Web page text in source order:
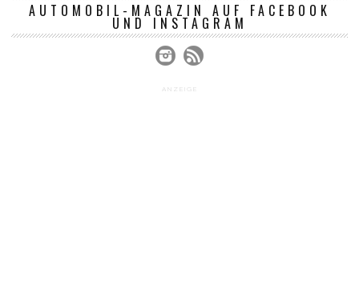
AUTOMOBIL-MAGAZIN AUF FACEBOOK
UND INSTAGRAM
ANZEIGE